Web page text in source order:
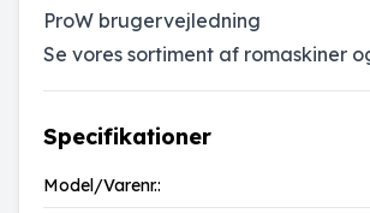
ProW brugervejledning
Se vores sortiment af romaskiner
Specifikationer
Model/Varenr.: